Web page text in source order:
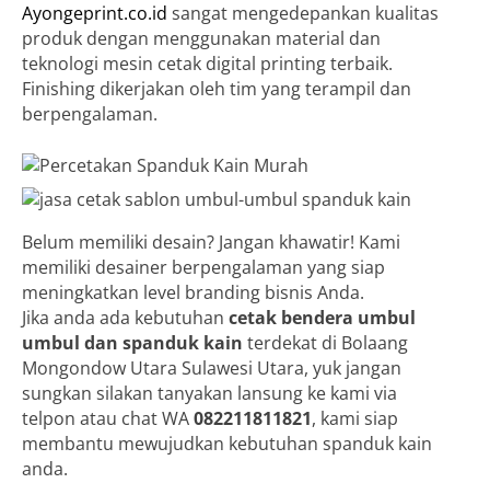
Ayongeprint.co.id sangat mengedepankan kualitas
produk dengan menggunakan material dan
teknologi mesin cetak digital printing terbaik.
Finishing dikerjakan oleh tim yang terampil dan
berpengalaman.
Belum memiliki desain? Jangan khawatir! Kami
memiliki desainer berpengalaman yang siap
meningkatkan level branding bisnis Anda.
Jika anda ada kebutuhan cetak bendera umbul
umbul dan spanduk kain terdekat di Bolaang
Mongondow Utara Sulawesi Utara, yuk jangan
sungkan silakan tanyakan lansung ke kami via
telpon atau chat WA082211811821, kami siap
membantu mewujudkan kebutuhan spanduk kain
anda.